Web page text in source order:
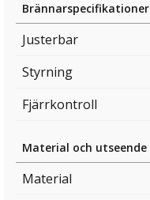
Brännarspecifikationer
Justerbar
Styrning
Fjärrkontroll
Material och utseende
Material